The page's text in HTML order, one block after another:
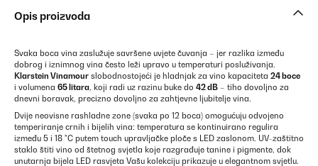
Opis proizvoda
Svaka boca vina zaslužuje savršene uvjete čuvanja – jer razlika između
dobrog i iznimnog vina često leži upravo u temperaturi posluživanja.
Klarstein Vinamour slobodnostojeći je hladnjak za vino kapaciteta 24 boce
i volumena 65 litara, koji radi uz razinu buke do 42 dB – tiho dovoljno za
dnevni boravak, precizno dovoljno za zahtjevne ljubitelje vina.
Dvije neovisne rashladne zone (svaka po 12 boca) omogućuju odvojeno
temperiranje crnih i bijelih vina: temperatura se kontinuirano regulira
između 5 i 18 °C putem touch upravljačke ploče s LED zaslonom. UV-zaštitno
staklo štiti vino od štetnog svjetla koje razgrađuje tanine i pigmente, dok
unutarnja bijela LED rasvjeta Vašu kolekciju prikazuje u elegantnom svjetlu.